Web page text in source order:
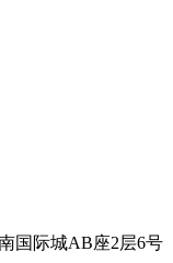
国际城AB座2层6号